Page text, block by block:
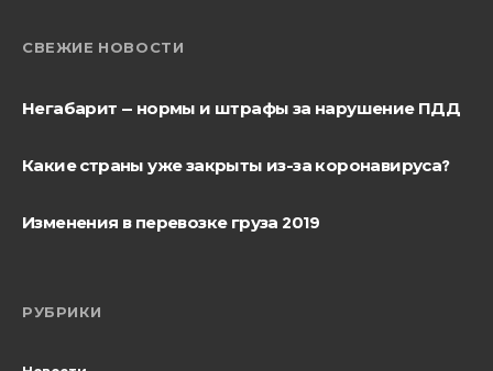
СВЕЖИЕ НОВОСТИ
Негабарит — нормы и штрафы за нарушение ПДД
Какие страны уже закрыты из-за коронавируса?
Изменения в перевозке груза 2019
РУБРИКИ